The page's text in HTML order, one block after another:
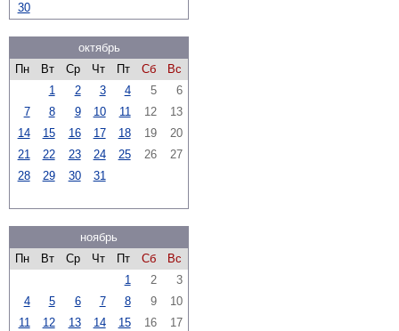
30
октябрь
Пн
Вт Ср Чт Пт Сб
Вс
1
2 3 4 5
6
7
8 9 10 11 12
13
14
15 16 17 18 19
20
21
22 23 24 25 26
27
28
29 30 31
ноябрь
Пн
Вт Ср Чт Пт Сб
Вс
1
2
3
4
5 6 7 8 9
10
11
12 13 14 15 16 17